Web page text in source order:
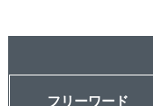
フリーワード